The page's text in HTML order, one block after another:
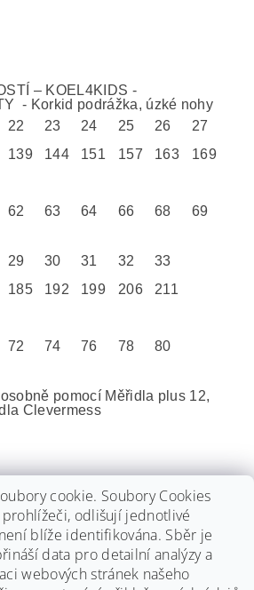
– KOEL4KIDS -
- Korkid podrážka, úzké nohy
22 23 24 25 26
27
139 144 151 157 163
169
62 63 64 66 68
69
29 30 31 32
33
185 192 199 206
211
72 74 76 78
80
pomocí Měřidla plus 12,
Clevermess
k této položce.
k této položce.
mohou vkládat hodnocení. Prosím
cookie. Soubory Cookies
odlišují jednotlivé
blíže identifikována. Sběr je
data pro detailní analýzy a
webových stránek našeho